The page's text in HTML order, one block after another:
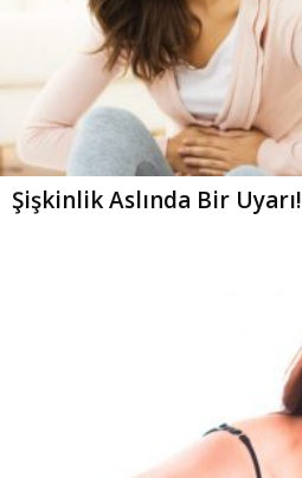
Şişkinlik Aslında Bir Uyarı!